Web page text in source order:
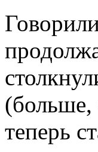
(больше,
теперь